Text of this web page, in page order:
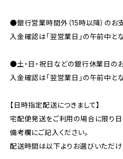
●銀行営業時間外（15時以降）のお
入金確認は「翌営業日」の午前中とな
●土・日・祝日などの銀行休業日の
入金確認は「翌営業日」の午前中とな
【日時指定配送につきまして】
宅配便発送をご利用の場合に限り日
備考欄にご記入ください。
配送時間は以下よりお選びいただけ